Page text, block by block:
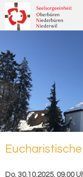
Do. 30.10.2025, 09.00